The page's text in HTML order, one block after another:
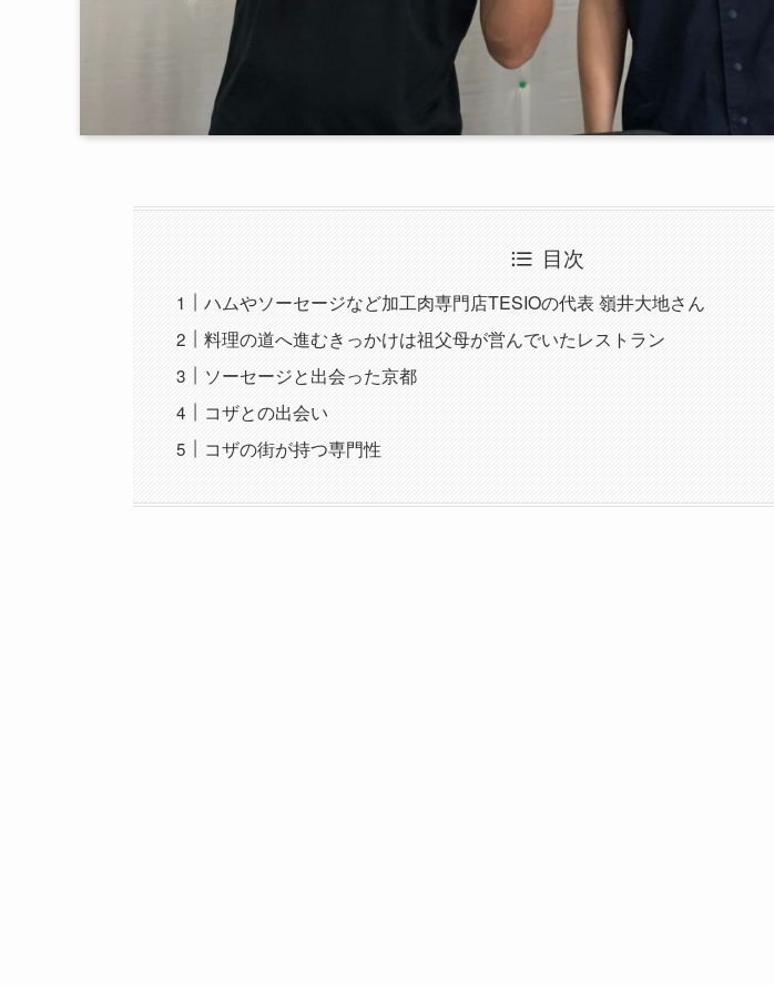
目次
ハムやソーセージなど加工肉専門店TESIOの代表 嶺井大地さん
料理の道へ進むきっかけは祖父母が営んでいたレストラン
ソーセージと出会った京都
コザとの出会い
コザの街が持つ専門性